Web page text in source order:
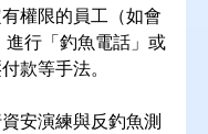
權限的員工（如會
行「釣魚電話」或
款等手法。
安演練與反釣魚測